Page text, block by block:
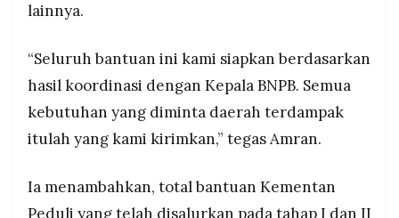
lainnya.
“Seluruh bantuan ini kami siapkan berdasarkan
hasil koordinasi dengan Kepala BNPB. Semua
kebutuhan yang diminta daerah terdampak
itulah yang kami kirimkan,” tegas Amran.
Ia menambahkan, total bantuan Kementan
Peduli yang telah disalurkan pada tahap I dan II